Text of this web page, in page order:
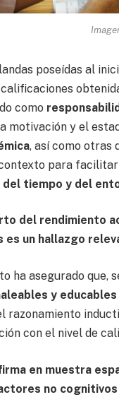
poseídas al
como
y el
, así como otras
para
tiempo y del
del rendimiento
es un hallazgo
ha asegurado que,
y
razonamiento
con el nivel de
en muestra
no